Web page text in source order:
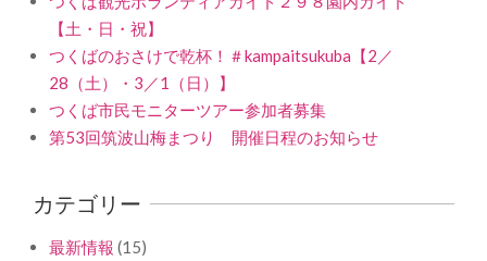
【土・日・祝】
つくばのおさけで乾杯！＃kampaitsukuba【2／
28（土）・3／1（日）】
つくば市民モニターツアー参加者募集
第53回筑波山梅まつり 開催日程のお知らせ
カテゴリー
最新情報 (15)